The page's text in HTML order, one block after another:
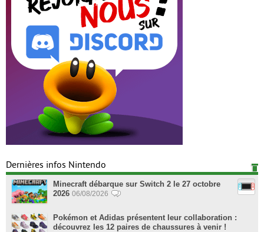
Dernières infos Nintendo
Minecraft débarque sur Switch 2 le 27 octobre
2026 06/08/2026
Pokémon et Adidas présentent leur collaboration :
découvrez les 12 paires de chaussures à venir !